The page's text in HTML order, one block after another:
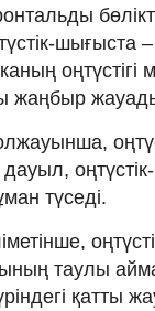
шығыста
оңтүстігі
жаңбыр
түседі.
таулы
қатты